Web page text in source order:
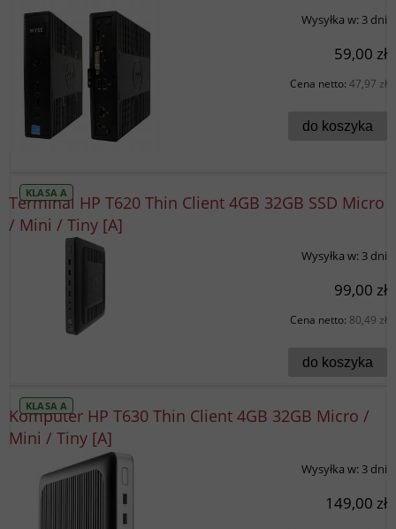
Wysyłka w: 3 dni
59,00 zł
Cena netto: 47,97 zł
do koszyka
Terminal HP T620 Thin Client 4GB 32GB SSD Micro
/ Mini / Tiny [A]
KLASA A
Wysyłka w: 3 dni
99,00 zł
Cena netto: 80,49 zł
do koszyka
Komputer HP T630 Thin Client 4GB 32GB Micro /
Mini / Tiny [A]
KLASA A
Wysyłka w: 3 dni
149,00 zł